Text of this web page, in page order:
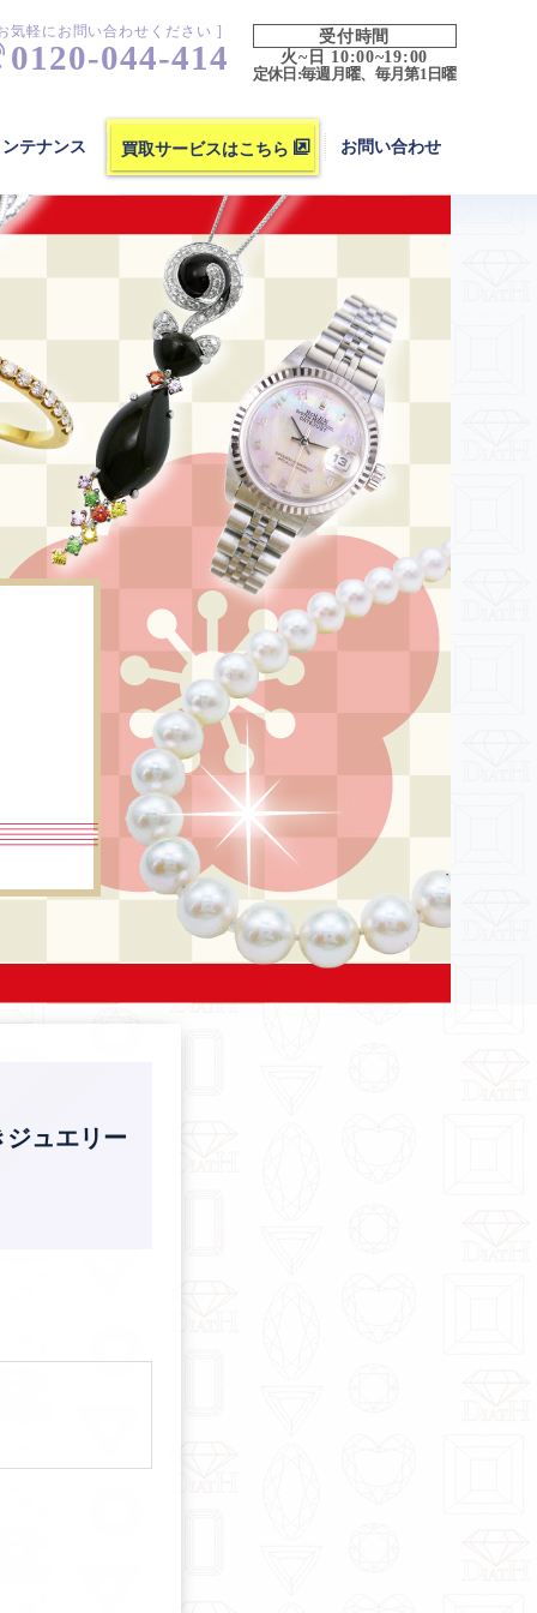
気軽にお問い合わせください ]
0120-044-414
受付時間
火~日 10:00~19:00
定休日:毎週月曜、毎月第1日曜
テナンス 買取サービスはこちら お問い合わせ
ジュエリー